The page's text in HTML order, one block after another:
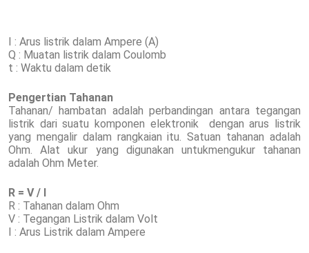
I : Arus listrik dalam Ampere (A)
Q : Muatan listrik dalam Coulomb
t : Waktu dalam detik
Pengertian Tahanan
Tahanan/ hambatan adalah perbandingan antara tegangan
listrik dari suatu komponen elektronik dengan arus listrik
yang mengalir dalam rangkaian itu. Satuan tahanan adalah
Ohm. Alat ukur yang digunakan untukmengukur tahanan
adalah Ohm Meter.
R = V / I
R : Tahanan dalam Ohm
V : Tegangan Listrik dalam Volt
I : Arus Listrik dalam Ampere